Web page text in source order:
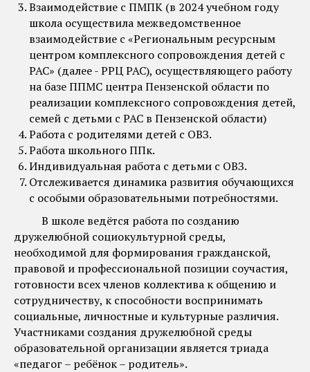
Взаимодействие с ПМПК (в 2024 учебном году
школа осуществила межведомственное
взаимодействие с «Региональным ресурсным
центром комплексного сопровождения детей с
РАС» (далее - РРЦ РАС), осуществляющего работу
на базе ППМС центра Пензенской области по
реализации комплексного сопровождения детей,
семей с детьми с РАС в Пензенской области)
Работа с родителями детей с ОВЗ.
Работа школьного ППк.
Индивидуальная работа с детьми с ОВЗ.
Отслеживается динамика развития обучающихся
с особыми образовательными потребностями.
В школе ведётся работа по созданию
дружелюбной социокультурной среды,
необходимой для формирования гражданской,
правовой и профессиональной позиции соучастия,
готовности всех членов коллектива к общению и
сотрудничеству, к способности воспринимать
социальные, личностные и культурные различия.
Участниками создания дружелюбной среды
образовательной организации является триада
«педагог – ребёнок – родитель».